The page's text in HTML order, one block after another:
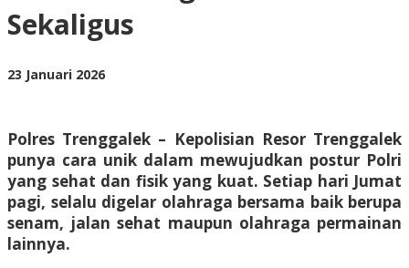
Sekaligus
23 Januari 2026oleh
Polres Trenggalek – Kepolisian Resor Trenggalek
punya cara unik dalam mewujudkan postur Polri
yang sehat dan fisik yang kuat. Setiap hari Jumat
pagi, selalu digelar olahraga bersama baik berupa
senam, jalan sehat maupun olahraga permainan
lainnya.